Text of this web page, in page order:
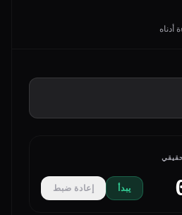
أدناه
يبدأ إعادة ضبط